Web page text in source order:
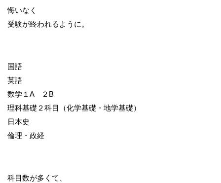
悔いなく
受験が終われるように。
国語
英語
数学１A ２B
理科基礎２科目（化学基礎・地学基礎）
日本史
倫理・政経
科目数が多くて、